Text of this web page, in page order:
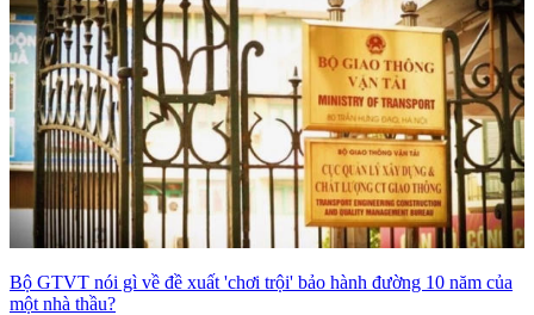
Bộ GTVT nói gì về đề xuất 'chơi trội' bảo hành đường 10 năm của
một nhà thầu?